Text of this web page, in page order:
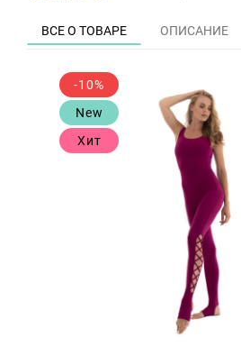
ВСЕ О ТОВАРЕ ОПИСАНИЕ
-10%
New
Хит